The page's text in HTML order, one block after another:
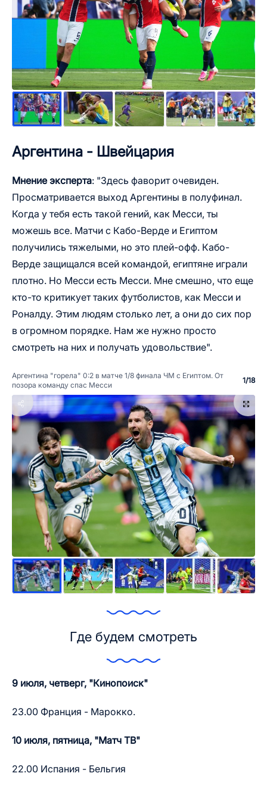
Аргентина - Швейцария
Мнение эксперта: "Здесь фаворит очевиден.
Просматривается выход Аргентины в полуфинал.
Когда у тебя есть такой гений, как Месси, ты
можешь все. Матчи с Кабо-Верде и Египтом
получились тяжелыми, но это плей-офф. Кабо-
Верде защищался всей командой, египтяне играли
плотно. Но Месси есть Месси. Мне смешно, что еще
кто-то критикует таких футболистов, как Месси и
Роналду. Этим людям столько лет, а они до сих пор
в огромном порядке. Нам же нужно просто
смотреть на них и получать удовольствие".
Аргентина "горела" 0:2 в матче 1/8 финала ЧМ с Египтом. От
позора команду спас Месси
1/18
Где будем смотреть
9 июля, четверг, "Кинопоиск"
23.00 Франция - Марокко.
10 июля, пятница, "Матч ТВ"
22.00 Испания - Бельгия